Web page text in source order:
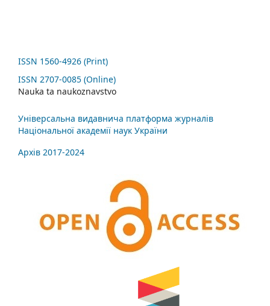
ISSN 1560-4926 (Print)
ISSN 2707-0085 (Online)
Nauka ta naukoznavstvo
Універсальна видавнича платформа журналів
Національної академії наук України
Архів 2017-2024